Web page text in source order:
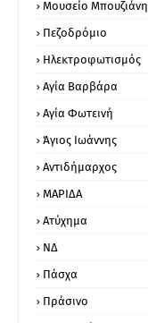
Μουσείο Μπουζιάνη
Πεζοδρόμιο
Ηλεκτροφωτισμός
Αγία Βαρβάρα
Αγία Φωτεινή
Άγιος Ιωάννης
Αντιδήμαρχος
ΜΑΡΙΔΑ
Ατύχημα
ΝΔ
Πάσχα
Πράσινο